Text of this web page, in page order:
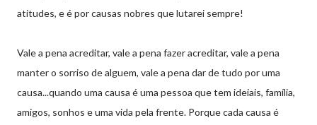
atitudes, e é por causas nobres que lutarei sempre!
Vale a pena acreditar, vale a pena fazer acreditar, vale a pena
manter o sorriso de alguem, vale a pena dar de tudo por uma
causa...quando uma causa é uma pessoa que tem ideiais, família,
amigos, sonhos e uma vida pela frente. Porque cada causa é